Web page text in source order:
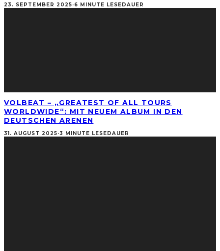
23. SEPTEMBER 2025·6 MINUTE LESEDAUER
VOLBEAT – „GREATEST OF ALL TOURS
WORLDWIDE“: MIT NEUEM ALBUM IN DEN
DEUTSCHEN ARENEN
31. AUGUST 2025·3 MINUTE LESEDAUER